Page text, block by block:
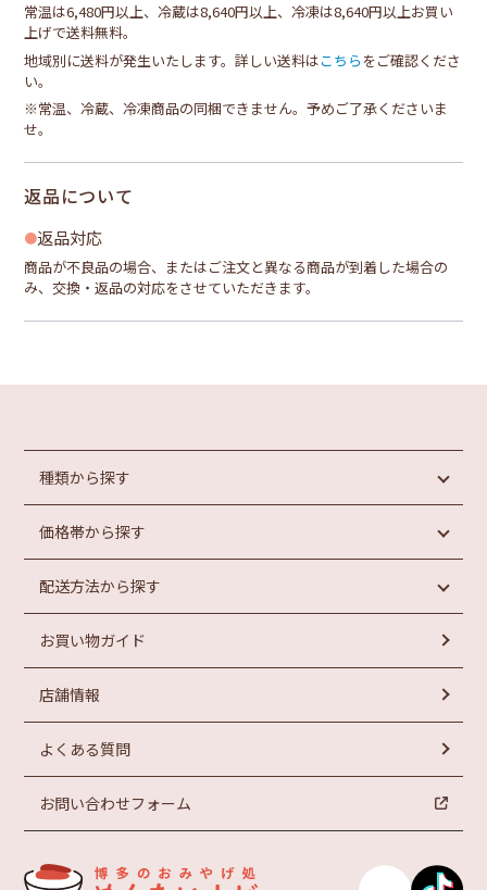
常温は6,480円以上、冷蔵は8,640円以上、冷凍は8,640円以上お買い
上げで送料無料。
地域別に送料が発生いたします。詳しい送料はこちら をご確認くださ
い。
※常温、冷蔵、冷凍商品の同梱できません。予めご了承くださいま
せ。
返品について
返品対応
商品が不良品の場合、またはご注文と異なる商品が到着した場合の
み、交換・返品の対応をさせていただきます。
種類から探す
めんたいこ
惣菜・パン
ラーメン
価格帯から探す
1,000円未満
2,000円以上
4,000
配送方法から探す
常温商品
冷凍商品
お買い物ガイド
店舗情報
よくある質問
お問い合わせフォーム